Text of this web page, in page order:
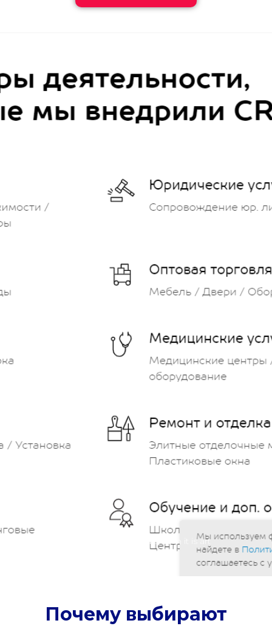
If a building becomes architecture, then it is art
Почему выбирают